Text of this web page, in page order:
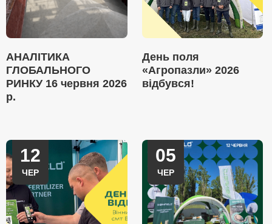
АНАЛІТИКА
ГЛОБАЛЬНОГО
РИНКУ 16 червня 2026
р.
День поля
«Агропазли» 2026
відбувся!
12
ЧЕР
05
ЧЕР